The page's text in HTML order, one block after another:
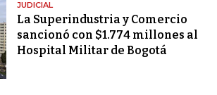
JUDICIAL
La Superindustria y Comercio
sancionó con $1.774 millones al
Hospital Militar de Bogotá